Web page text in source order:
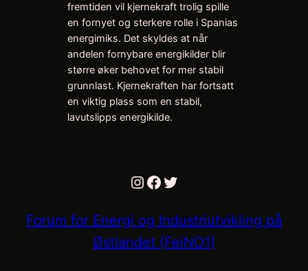
fremtiden vil kjernekraft trolig spille
en fornyet og sterkere rolle i Spanias
energimiks. Det skyldes at når
andelen fornybare energikilder blir
større øker behovet for mer stabil
grunnlast. Kjernekraften har fortsatt
en viktig plass som en stabil,
lavutslipps energikilde.
Instagram
Facebook
Twitter
Forum for Energi og Industriutvikling på
Østlandet (FeiNO1)